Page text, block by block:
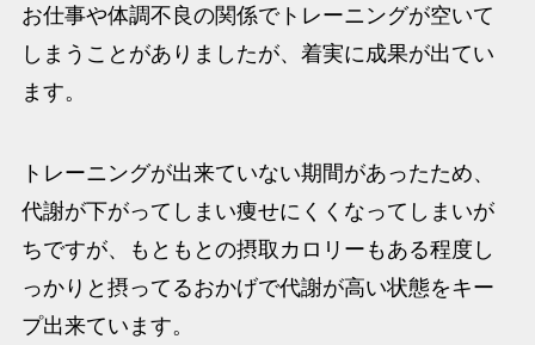
お仕事や体調不良の関係でトレーニングが空いて
しまうことがありましたが、着実に成果が出てい
ます。
トレーニングが出来ていない期間があったため、
代謝が下がってしまい痩せにくくなってしまいが
ちですが、もともとの摂取カロリーもある程度し
っかりと摂ってるおかげで代謝が高い状態をキー
プ出来ています。